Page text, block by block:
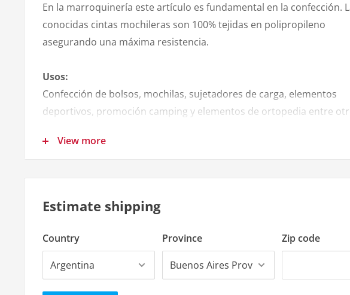
En la marroquinería este artículo es fundamental en la confección.
conocidas cintas mochileras son 100% tejidas en polipropileno
asegurando una máxima resistencia.
Usos:
Confección de bolsos, mochilas, sujetadores de carga, elementos
deportivos, promoción camping y elementos de ortopedia entre
Ancho de la cinta:
Calidad:
- Liviana
Tamaño del rollo:
- Vienen de rollos de 50 metros
View more
Estimate shipping
Country Province Zip code